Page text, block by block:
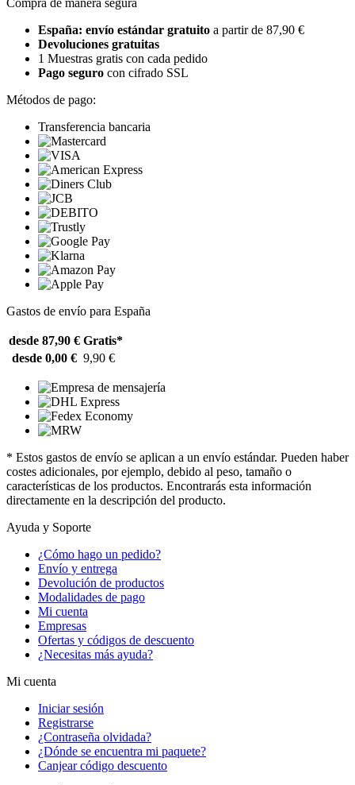
España: envío estándar gratuito a partir de 87,90 €
Devoluciones gratuitas
1 Muestras gratis con cada pedido
Pago seguro con cifrado SSL
Métodos de pago:
Transferencia bancaria
Gastos de envío para España
desde 87,90 € Gratis*
desde 0,00 € 9,90 €
* Estos gastos de envío se aplican a un envío estándar. Pueden haber
costes adicionales, por ejemplo, debido al peso, tamaño o
características de los productos. Encontrarás esta información
directamente en la descripción del producto.
Ayuda y Soporte
¿Cómo hago un pedido?
Envío y entrega
Devolución de productos
Modalidades de pago
Mi cuenta
Empresas
Ofertas y códigos de descuento
¿Necesitas más ayuda?
Mi cuenta
Iniciar sesión
Registrarse
¿Contraseña olvidada?
¿Dónde se encuentra mi paquete?
Canjear código descuento